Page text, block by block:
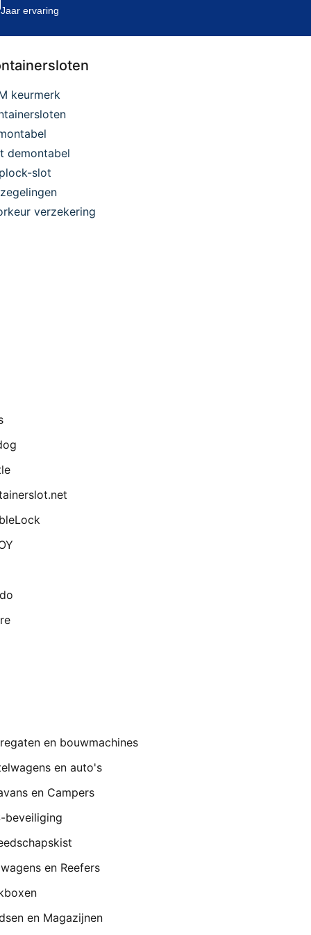
Jaar ervaring
keurmerk
demontabel
slot
verzekering
en bouwmachines
en auto's
en Campers
beveiliging
en Reefers
en Magazijnen